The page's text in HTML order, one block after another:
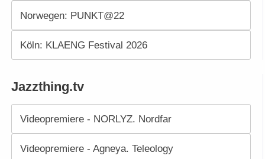
Norwegen: PUNKT@22
Köln: KLAENG Festival 2026
Jazzthing.tv
Videopremiere - NORLYZ. Nordfar
Videopremiere - Agneya. Teleology